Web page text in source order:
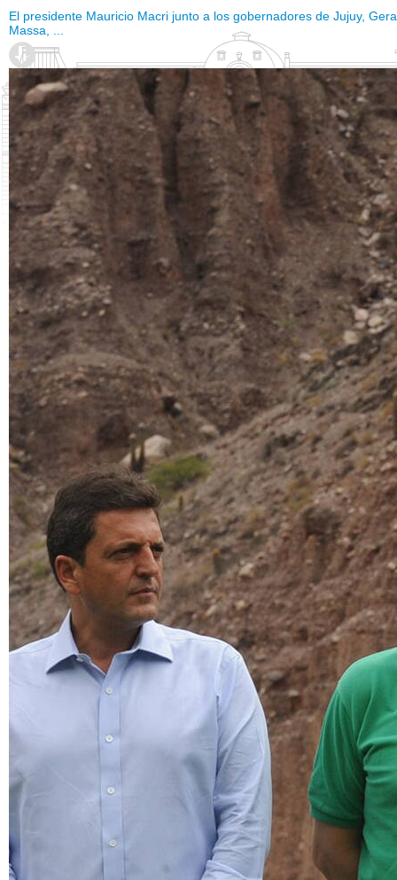
El presidente Mauricio Macri junto a los gobernadores de Jujuy,
Massa, ...